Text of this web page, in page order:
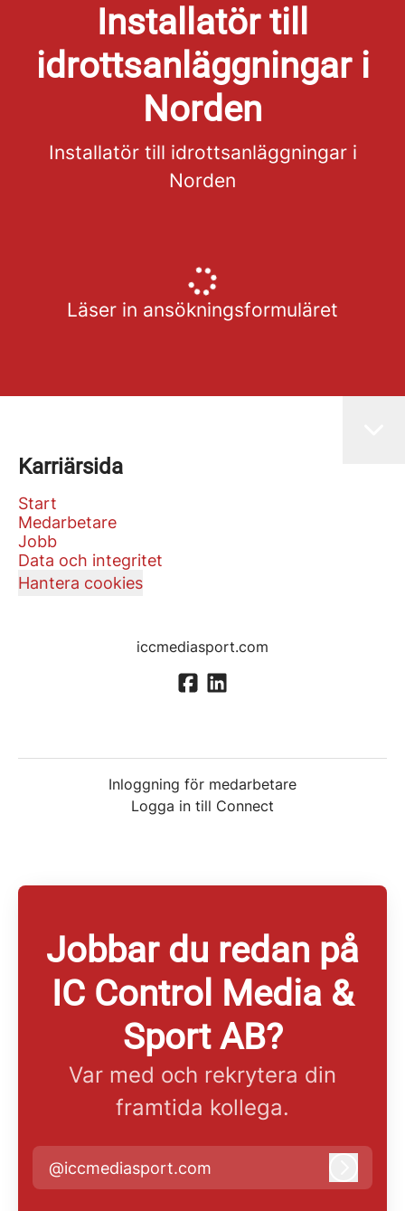
Installatör till
idrottsanläggningar i
Norden
Installatör till idrottsanläggningar i
Norden
Läser in ansökningsformuläret
Karriärsida
Start
Medarbetare
Jobb
Data och integritet
Hantera cookies
iccmediasport.com
Inloggning för medarbetare
Logga in till Connect
Jobbar du redan på
IC Control Media &
Sport AB?
Var med och rekrytera din
framtida kollega.
@iccmediasport.com